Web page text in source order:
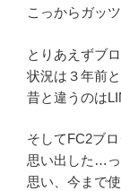
こっからガッ
とりあえずブ
状況は３年前
昔と違うのは
そしてFC2ブ
思い出した…っ
思い、今まで